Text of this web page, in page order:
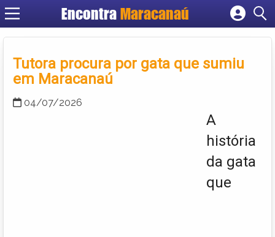
Encontra Maracanaú
Cadastrar empresa
Criar conta
Tutora procura por gata que sumiu
em Maracanaú
04/07/2026
A
história
da gata
que